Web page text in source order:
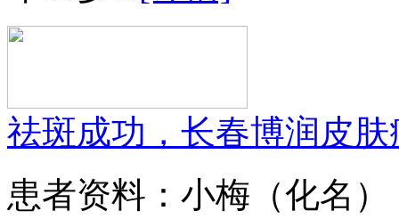
祛斑成功，长春博润皮
患者资料：小梅（化名